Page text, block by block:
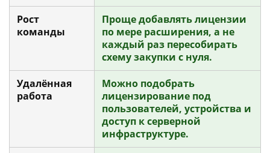
Рост
команды
Проще добавлять лицензии
по мере расширения, а не
каждый раз пересобирать
схему закупки с нуля.
Удалённая
работа
Можно подобрать
лицензирование под
пользователей, устройства и
доступ к серверной
инфраструктуре.